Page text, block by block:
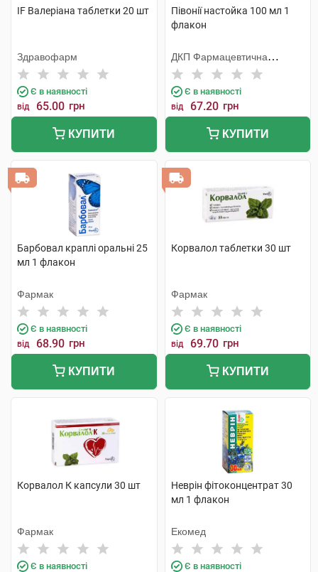
IF Валеріана таблетки 20 шт
Здравофарм
Є в наявності
від 65.00 грн
КУПИТИ
Півонії настойка 100 мл 1
флакон
ДКП Фармацевтична
фабрика
Є в наявності
від 67.20 грн
КУПИТИ
Барбовал краплі оральні 25
мл 1 флакон
Фармак
Є в наявності
від 68.90 грн
КУПИТИ
Корвалол таблетки 30 шт
Фармак
Є в наявності
від 69.70 грн
КУПИТИ
Корвалол К капсули 30 шт
Фармак
Є в наявності
Неврін фітоконцентрат 30
мл 1 флакон
Екомед
Є в наявності